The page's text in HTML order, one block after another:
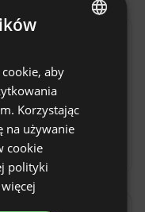
do 7 dni przed
SPANISH
GERMAN
aby
Korzystając
na używanie
cookie
polityki